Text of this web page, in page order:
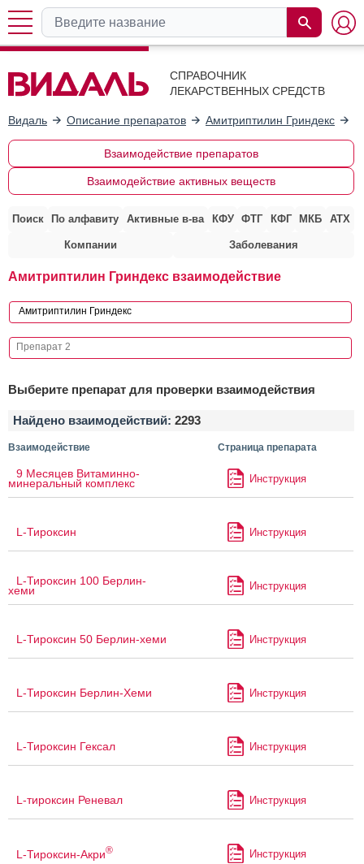
СПРАВОЧНИК
ЛЕКАРСТВЕННЫХ СРЕДСТВ
Видаль Описание препаратов Амитриптилин Гриндекс
Взаимодействие препаратов
Взаимодействие активных веществ
Поиск По алфавиту Активные в-ва КФУ ФТГ КФГ МКБ АТХ
Компании Заболевания
Амитриптилин Гриндекс взаимодействие
Выберите препарат для проверки взаимодействия
Найдено взаимодействий: 2293
Взаимодействие Страница препарата
9 Месяцев Витаминно-
минеральный комплекс Инструкция
L-Тироксин Инструкция
L-Тироксин 100 Берлин-
хеми Инструкция
L-Тироксин 50 Берлин-хеми Инструкция
L-Тироксин Берлин-Хеми Инструкция
L-Тироксин Гексал Инструкция
L-тироксин Реневал Инструкция
L-Тироксин-Акри® Инструкция